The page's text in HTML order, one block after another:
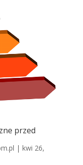
przed
| kwi 26,